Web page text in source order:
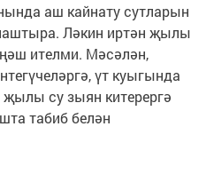
аш кайнату сутларын
Ләкин иртән җылы
ителми. Мәсәлән,
үт куыгында
су зыян китерергә
табиб белән